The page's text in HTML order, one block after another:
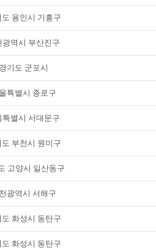
도 용인시 기흥구
광역시 부산진구
경기도 군포시
특별시 종로구
특별시 서대문구
도 부천시 원미구
고양시 일산동구
광역시 서해구
도 화성시 동탄구
도 화성시 동탄구